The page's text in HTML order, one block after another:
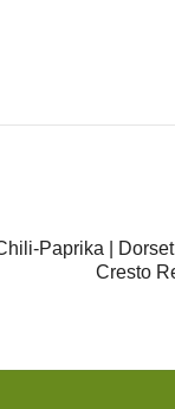
Paprika |
Cresto